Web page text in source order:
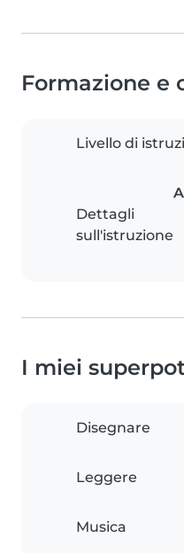
Formazione e
Livello di
Dettagli
sull'istruzione
I miei
Disegnare
Leggere
Musica